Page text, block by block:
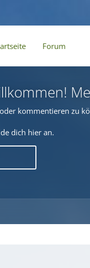
Forum
kommentieren zu
dich hier an.